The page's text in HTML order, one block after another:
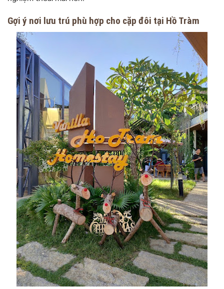
Gợi ý nơi lưu trú phù hợp cho cặp đôi tại Hồ Tràm